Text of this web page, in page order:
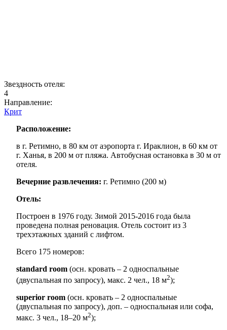
Звездность отеля:
4
Направление:
Крит
Расположение:
в г. Ретимно, в 80 км от аэропорта г. Ираклион, в 60 км от
г. Ханья, в 200 м от пляжа. Автобусная остановка в 30 м от
отеля.
Вечерние развлечения: г. Ретимно (200 м)
Отель:
Построен в 1976 году. Зимой 2015-2016 года была
проведена полная реновация. Отель состоит из 3
трехэтажных зданий с лифтом.
Всего 175 номеров:
standard room (осн. кровать – 2 односпальные
(двуспальная по запросу), макс. 2 чел., 18 м2);
superior room (осн. кровать – 2 односпальные
(двуспальная по запросу), доп. – односпальная или софа,
макс. 3 чел., 18–20 м2);